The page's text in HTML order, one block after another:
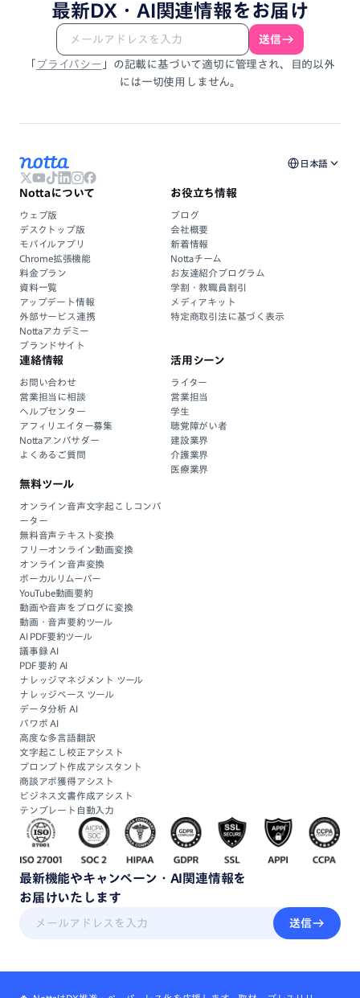
最新DX・ AI関連情報を お届け
送信
「 プライバシー 」 の記載に基づいて適切に管理され、
目的以外
には一切使用しません。
日本語
Nottaについて
ウェブ版
デスクトップ版
モバイルアプリ
Chrome拡張機能
料金プラン
資料一覧
アップデート情報
外部サービス連携
Nottaアカデミー
ブランドサイト
お役立ち情報
ブログ
会社概要
新着情報
Nottaチーム
お友達紹介プログラム
学割・教職員割引
メディアキット
特定商取引法に基づく表示
連絡情報
お問い合わせ
営業担当に相談
ヘルプセンター
アフィリエイター募集
Nottaアンバサダー
よくあるご質問
活用シーン
ライター
営業担当
学生
聴覚障がい者
建設業界
介護業界
医療業界
無料ツール
オンライン音声文字起こしコンバ
ーター
無料音声テキスト変換
フリーオンライン動画変換
オンライン音声変換
ボーカルリムーバー
YouTube動画要約
動画や音声をブログに変換
動画・音声要約ツール
AI PDF要約ツール
議事録 AI
PDF 要約 AI
ナレッジマネジメント ツール
ナレッジベース ツール
データ分析 AI
パワポ AI
高度な多言語翻訳
文字起こし校正アシスト
プロンプト作成アシスタント
商談アポ獲得アシスト
ビジネス文書作成アシスト
テンプレート自動入力
最新機能やキャンペーン・ AI関連情報を
お届けいたします
送信